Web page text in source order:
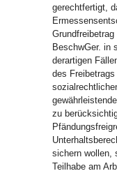
gerechtfertigt,
BeschwGer. in
derartigen
des
zu
sichern wollen,
Teilhabe am